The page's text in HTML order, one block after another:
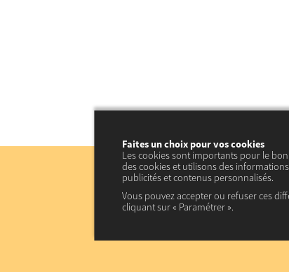
Faites un choix pour vos cookies
Les cookies sont importants pour le
des cookies et utilisons des
publicités et contenus personnalisés.
Vous pouvez accepter ou refuser ces
cliquant sur « Paramétrer ».